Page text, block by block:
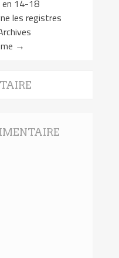
en 14-18
les registres
→